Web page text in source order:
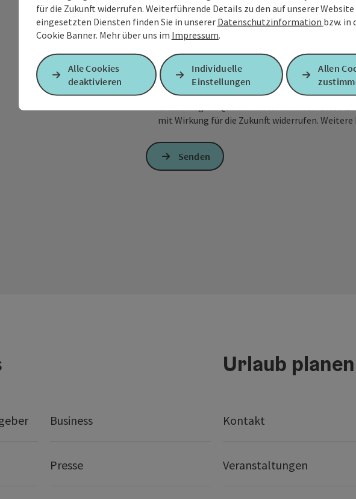
Zum Schutz vor Spam wird Google
personenbezogene Daten (z. B. die IP-
Absenden des Formulars werden die dafür
ist eine Kontaktaufnahme jederzeit per E-
Ja, ich möchte den Newsletter mit Infos zu
Urlaubsregion Quellenviertel erhalten. Diese
mit Wirkung für die Zukunft widerrufen.
Senden
Business
Presse
Urlaub
Kontakt
Veranstaltungen
für die Zukunft widerrufen. Weiterführende Details zu den auf unserer Website
eingesetzten Diensten finden Sie in unserer Datenschutzinformation bzw. in
Cookie Banner. Mehr über uns im Impressum.
Alle Cookies
deaktivieren
Individuelle
Einstellungen
Allen